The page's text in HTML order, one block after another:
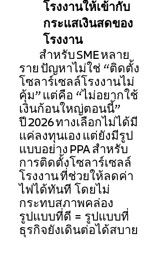
โรงงานให้เข้ากับ
กระแสเงินสดของ
โรงงาน
ราย ปัญหาไม่ใช่ “ติดตั้ง
โซลาร์เซลล์โรงงานไม่
คุ้ม” แต่คือ “ไม่อยากใช้
เงินก้อนใหญ่ตอนนี้”
ปี 2026 ทางเลือกไม่ได้มี
แค่ลงทุนเอง แต่ยังมีรูป
แบบอย่าง PPA สำหรับ
การติดตั้งโซลาร์เซลล์
โรงงาน ที่ช่วยให้ลดค่า
ไฟได้ทันที โดยไม่
กระทบสภาพคล่อง
รูปแบบที่ดี = รูปแบบที่
ธุรกิจยังเดินต่อได้สบาย